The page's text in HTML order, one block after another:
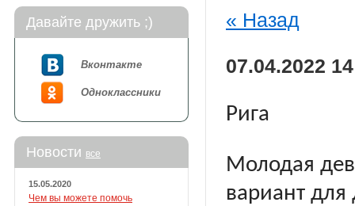
Давайте дружить ;)
Вконтакте
Одноклассники
Новости все
15.05.2020
Чем вы можете помочь
« Назад
07.04.2022
Рига
Молодая
вариант